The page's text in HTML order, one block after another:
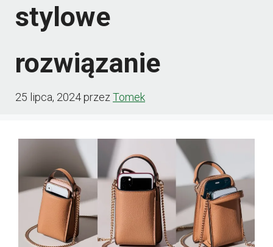
stylowe
rozwiązanie
25 lipca, 2024przez Tomek